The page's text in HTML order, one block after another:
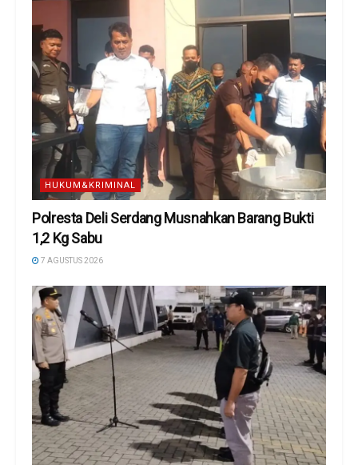
HUKUM&KRIMINAL
Polresta Deli Serdang Musnahkan Barang Bukti
1,2 Kg Sabu
7 AGUSTUS 2026